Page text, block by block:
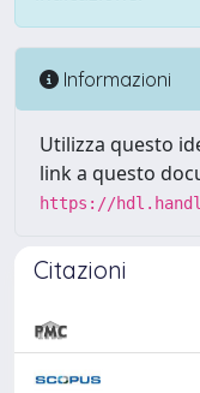
Informazioni
Utilizza questo
link a questo
https://
Citazioni